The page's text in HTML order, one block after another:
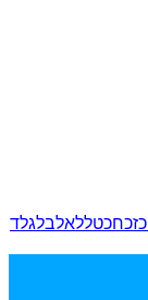
כזכחכטללאלבלגלד